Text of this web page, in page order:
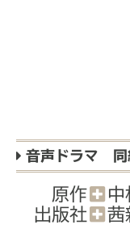
音声ドラマ 同
原作
中
出版社
茜